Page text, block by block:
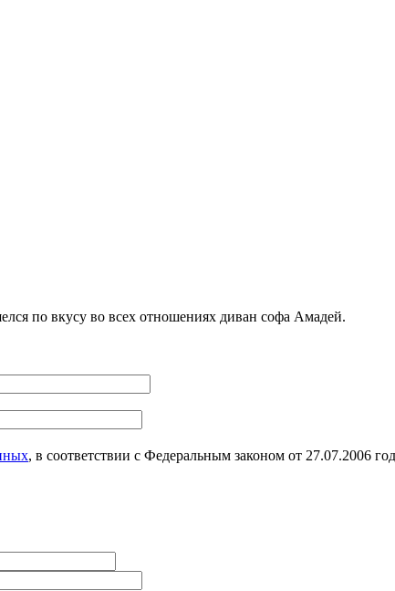
по вкусу во всех отношениях диван софа Амадей.
, в соответствии с Федеральным законом от 27.07.2006